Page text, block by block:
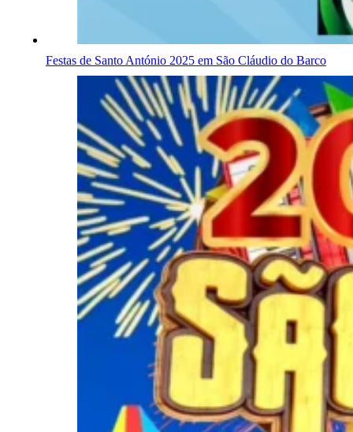
Festas de Santo António 2025 em São Cláudio do Barco